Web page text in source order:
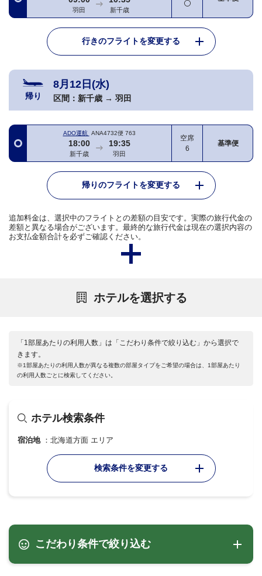
羽田 新千歳
行きのフライトを変更する
帰り
8月12日(水)
区間： 新千歳 → 羽田
ADO運航 ANA4732便 763
18:00
新千歳
19:35
羽田
空席
6
基準便
帰りのフライトを変更する
追加料金は、選択中のフライトとの差額の目安です。実際の旅行代金の
差額と異なる場合がございます。最終的な旅行代金は現在の選択内容の
お支払金額合計を必ずご確認ください。
ホテルを選択する
「1部屋あたりの利用人数」は「こだわり条件で絞り込む」から選択で
きます。
※1部屋あたりの利用人数が異なる複数の部屋タイプをご希望の場合は、1部屋あたり
の利用人数ごとに検索してください。
ホテル検索条件
宿泊地 北海道方面 エリア
検索条件を変更する
こだわり条件で絞り込む